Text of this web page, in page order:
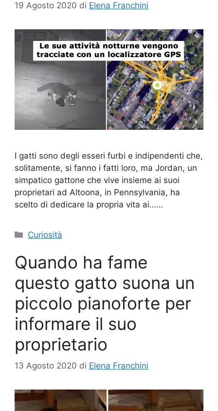
19 Agosto 2020 di Elena Franchini
I gatti sono degli esseri furbi e indipendenti che,
solitamente, si fanno i fatti loro, ma Jordan, un
simpatico gattone che vive insieme ai suoi
proprietari ad Altoona, in Pennsylvania, ha
scelto di dedicare la propria vita ai……
Categorie
Curiosità
Quando ha fame
questo gatto suona un
piccolo pianoforte per
informare il suo
proprietario
13 Agosto 2020 di Elena Franchini